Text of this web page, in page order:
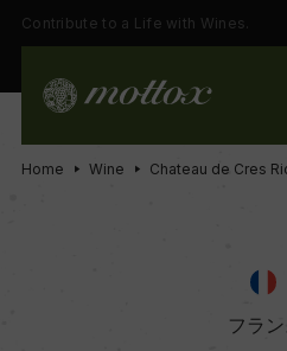
Contribute to a Life with Wines.
Home Wine Chateau de Cres
フラ